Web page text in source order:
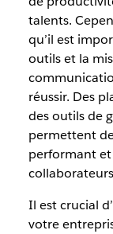
talents.
qu’il est
outils et la
réussir. Des
des outils de
permettent
performant et
Il est crucial
votre